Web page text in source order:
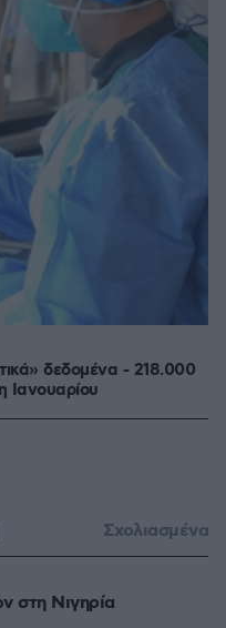
δεδομένα - 218.000
Ιανουαρίου
Σχολιασμένα
στη Νιγηρία